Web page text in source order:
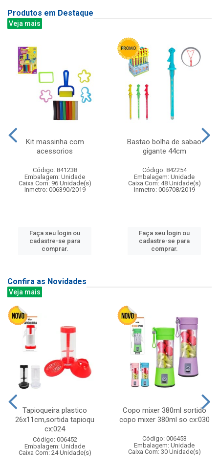
Produtos em Destaque
Veja mais
Kit massinha com
acessorios
Código: 841238
Embalagem: Unidade
Caixa Com: 96 Unidade(s)
Inmetro: 006390/2019
Faça seu login ou
cadastre-se para
comprar.
Bastao bolha de sabao
gigante 44cm
Código: 842254
Embalagem: Unidade
Caixa Com: 48 Unidade(s)
Inmetro: 006708/2019
Faça seu login ou
cadastre-se para
comprar.
Confira as Novidades
Veja mais
Tapioqueira plastico
26x11cm,sortida tapioqu
cx:024
Código: 006452
Embalagem: Unidade
Caixa Com: 24 Unidade(s)
Copo mixer 380ml sortido
copo mixer 380ml so cx:030
Código: 006453
Embalagem: Unidade
Caixa Com: 30 Unidade(s)